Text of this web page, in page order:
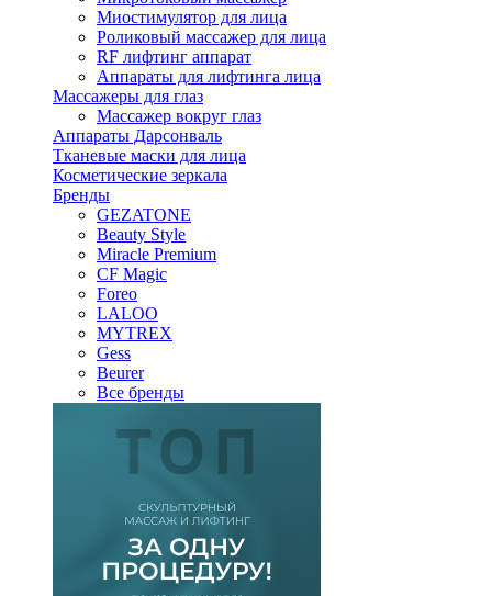
Миостимулятор для лица
Роликовый массажер для лица
RF лифтинг аппарат
Аппараты для лифтинга лица
Массажеры для глаз
Массажер вокруг глаз
Аппараты Дарсонваль
Тканевые маски для лица
Косметические зеркала
Бренды
GEZATONE
Beauty Style
Miracle Premium
CF Magic
Foreo
LALOO
MYTREX
Gess
Beurer
Все бренды